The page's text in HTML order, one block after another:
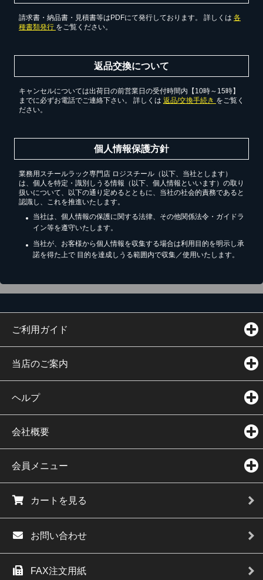
請求書・納品書・見積書等はPDFにて発行しております。 詳しくは 各
種書類発行 をご覧ください。
返品交換について
キャンセルについては出荷日の前営業日の受付時間内【10時～15時】
までに必ずお電話でご連絡下さい。 詳しくは 返品/交換手続き をご覧く
ださい。
個人情報保護方針
業務用スチールラック専門店 ロジスチール（以下、当社とします）
は、個人を特定・識別しうる情報（以下、個人情報といいます）の取り
扱いについて、以下の通り定めるとともに、当社の社会的責務であると
認識し、これを推進いたします。
当社は、個人情報の保護に関する法律、その他関係法令・ガイドラ
イン等を遵守いたします。
当社が、お客様から個人情報を収集する場合は利用目的を明示し承
諾を得た上で 目的を達成しうる範囲内で収集／使用いたします。
ご利用ガイド
当店のご案内
ヘルプ
会社概要
会員メニュー
カートを見る
お問い合わせ
FAX注文用紙